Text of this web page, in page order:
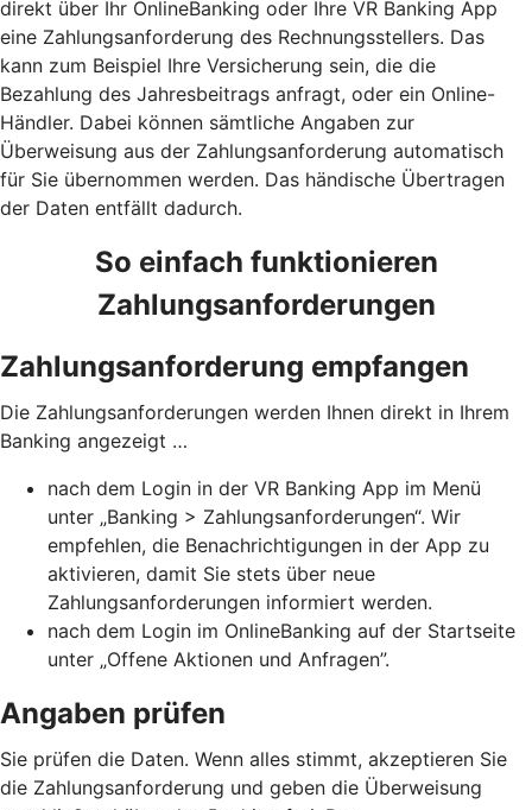
direkt über Ihr OnlineBanking oder Ihre VR Banking App
eine Zahlungsanforderung des Rechnungsstellers. Das
kann zum Beispiel Ihre Versicherung sein, die die
Bezahlung des Jahresbeitrags anfragt, oder ein Online-
Händler. Dabei können sämtliche Angaben zur
Überweisung aus der Zahlungsanforderung automatisch
für Sie übernommen werden. Das händische Übertragen
der Daten entfällt dadurch.
So einfach funktionieren
Zahlungsanforderungen
Zahlungsanforderung empfangen
Die Zahlungsanforderungen werden Ihnen direkt in Ihrem
Banking angezeigt …
nach dem Login in der VR Banking App im Menü
unter „Banking > Zahlungsanforderungen“. Wir
empfehlen, die Benachrichtigungen in der App zu
aktivieren, damit Sie stets über neue
Zahlungsanforderungen informiert werden.
nach dem Login im OnlineBanking auf der Startseite
unter „Offene Aktionen und Anfragen”.
Angaben prüfen
Sie prüfen die Daten. Wenn alles stimmt, akzeptieren Sie
die Zahlungsanforderung und geben die Überweisung